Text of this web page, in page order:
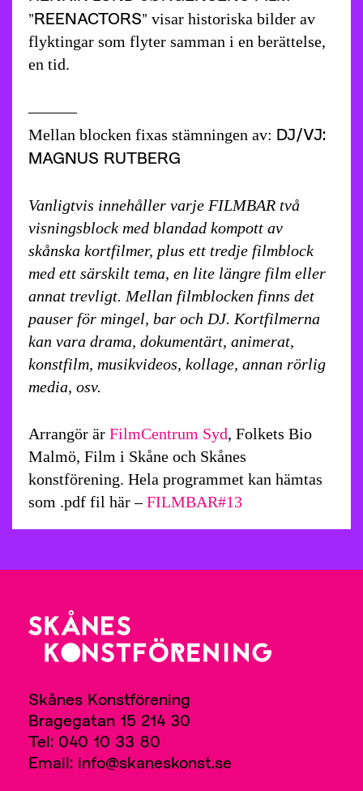
”REENACTORS” visar historiska bilder av
flyktingar som flyter samman i en berättelse,
en tid.
———
Mellan blocken fixas stämningen av: DJ/VJ:
MAGNUS RUTBERG
Vanligtvis innehåller varje FILMBAR två
visningsblock med blandad kompott av
skånska kortfilmer, plus ett tredje filmblock
med ett särskilt tema, en lite längre film eller
annat trevligt. Mellan filmblocken finns det
pauser för mingel, bar och DJ. Kortfilmerna
kan vara drama, dokumentärt, animerat,
konstfilm, musikvideos, kollage, annan rörlig
media, osv.
Arrangör är FilmCentrum Syd, Folkets Bio
Malmö, Film i Skåne och Skånes
konstförening. Hela programmet kan hämtas
som .pdf fil här –FILMBAR#13
Skånes Konstförening
Bragegatan 15 214 30
Tel: 040 10 33 80
Email: info@skaneskonst.se